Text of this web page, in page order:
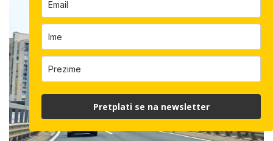
Pretplati se na newsletter